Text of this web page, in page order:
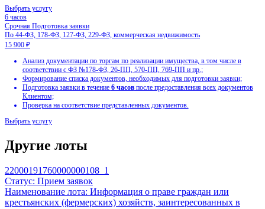
По 44-ФЗ, 223-ФЗ, 178-ФЗ, 127-ФЗ, 229-ФЗ, коммерческая
12 900 ₽
Другие лоты
22000191760000000108_1
Статус: Прием заявок
Наименование лота: Информация о праве граждан или
крестьянских (фермерских) хозяйств, заинтересованных в